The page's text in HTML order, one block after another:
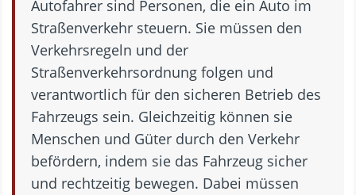
Autofahrer sind Personen, die ein Auto im
Straßenverkehr steuern. Sie müssen den
Verkehrsregeln und der
Straßenverkehrsordnung folgen und
verantwortlich für den sicheren Betrieb des
Fahrzeugs sein. Gleichzeitig können sie
Menschen und Güter durch den Verkehr
befördern, indem sie das Fahrzeug sicher
und rechtzeitig bewegen. Dabei müssen